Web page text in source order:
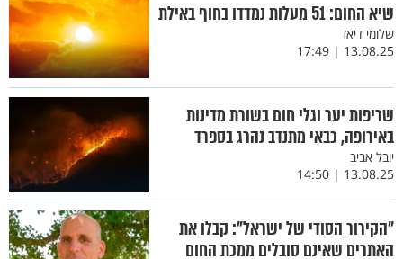
שיא החום: 51 מעלות נמדדו בחוף באילת
שלומי דיאז
13.08.25 | 17:49
שריפות יער וגלי חום בשורת מדינות
באירופה, כבאי מתנדב נהרג בספרד
יובל אביב
13.08.25 | 14:50
"הקירור הסודי של ישראל": קבלו את
האתרים שאינם סובלים ממכת החום